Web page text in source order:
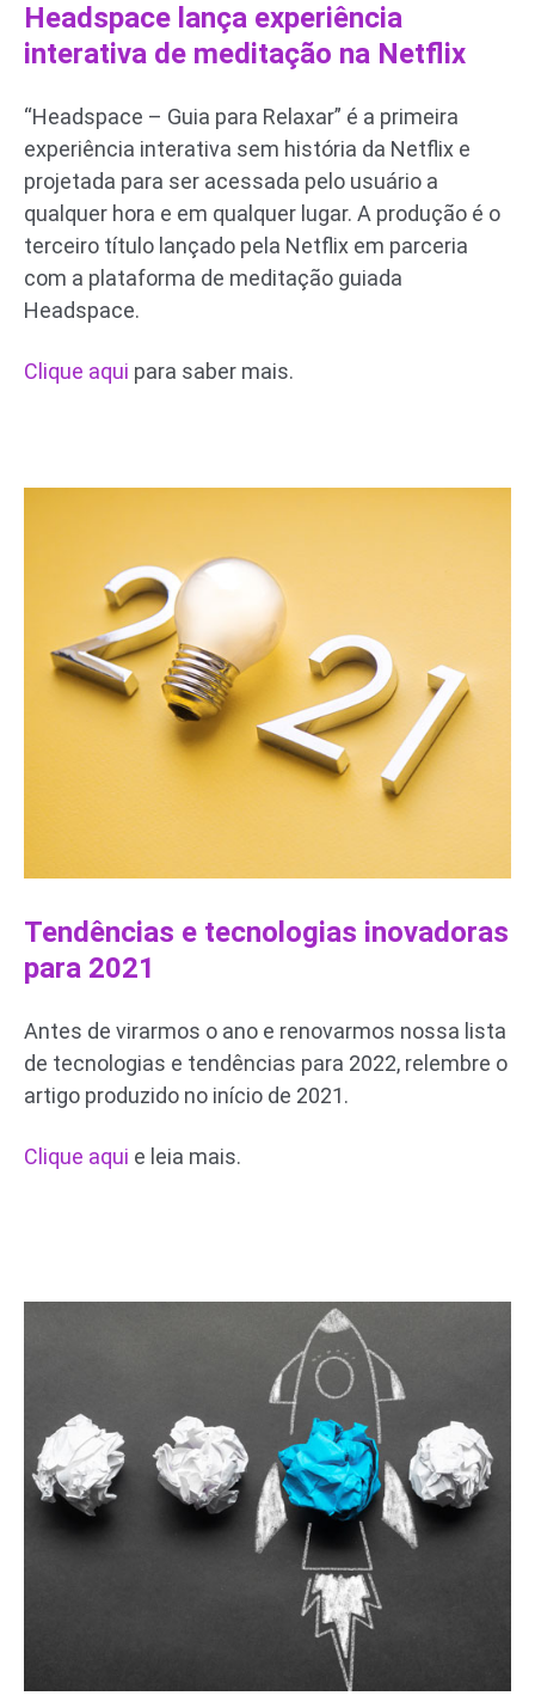
Headspace lança experiência
interativa de meditação na Netflix
“Headspace – Guia para Relaxar” é a primeira
experiência interativa sem história da Netflix e
projetada para ser acessada pelo usuário a
qualquer hora e em qualquer lugar. A produção é o
terceiro título lançado pela Netflix em parceria
com a plataforma de meditação guiada
Headspace.
Clique aqui para saber mais.
Tendências e tecnologias inovadoras
para 2021
Antes de virarmos o ano e renovarmos nossa lista
de tecnologias e tendências para 2022, relembre o
artigo produzido no início de 2021.
Clique aqui e leia mais.